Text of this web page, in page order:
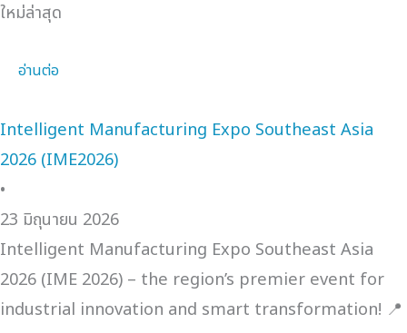
ใหม่ล่าสุด
อ่านต่อ
Intelligent Manufacturing Expo Southeast Asia
2026 (IME2026)
•
23 มิถุนายน 2026
Intelligent Manufacturing Expo Southeast Asia
2026 (IME 2026) – the region’s premier event for
industrial innovation and smart transformation! 📍